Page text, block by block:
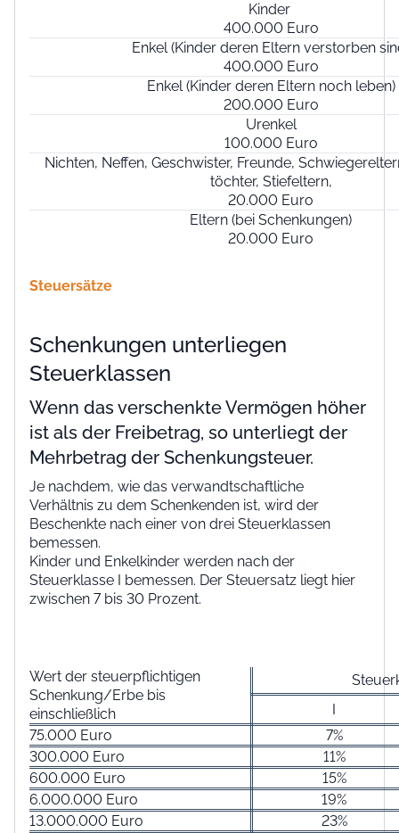
Kinder
400.000 Euro
Enkel (Kinder deren Eltern verstorben
400.000 Euro
Enkel (Kinder deren Eltern noch leben)
200.000 Euro
Urenkel
100.000 Euro
Nichten, Neffen, Geschwister, Freunde,
töchter, Stiefeltern,
20.000 Euro
Eltern (bei Schenkungen)
20.000 Euro
Steuersätze
Schenkungen unterliegen
Steuerklassen
Wenn das verschenkte Vermögen höher
ist als der Freibetrag, so unterliegt der
Mehrbetrag der Schenkungsteuer.
Je nachdem, wie das verwandtschaftliche
Verhältnis zu dem Schenkenden ist, wird der
Beschenkte nach einer von drei Steuerklassen
bemessen.
Kinder und Enkelkinder werden nach der
Steuerklasse I bemessen. Der Steuersatz liegt hier
zwischen 7 bis 30 Prozent.
Wert der steuerpflichtigen
Schenkung/Erbe bis
einschließlich
I
75.000 Euro
7%
300.000 Euro
11%
600.000 Euro
15%
6.000.000 Euro
19%
13.000.000 Euro
23%